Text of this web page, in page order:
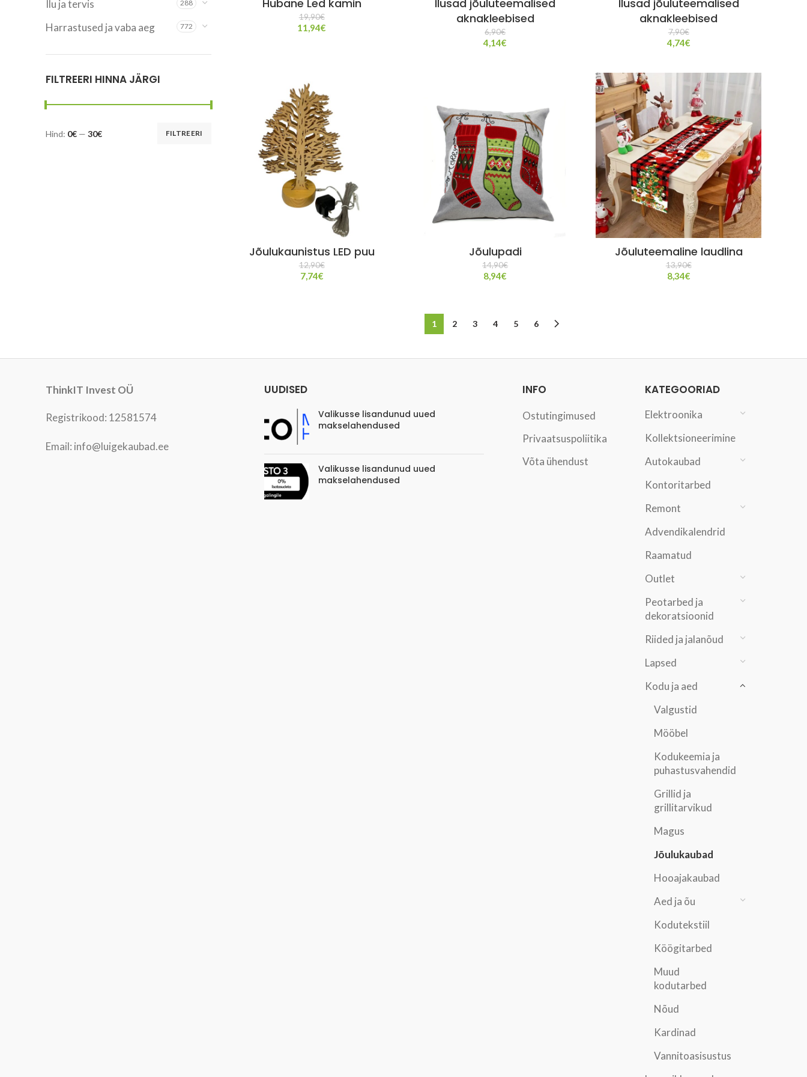
Ilu ja tervis 288
Harrastused ja vaba aeg 772
FILTREERI HINNA JÄRGI
FILTREERI
Hind: 0€ — 30€
Hubane Led kamin
19,90€
11,94€
Ilusad jõuluteemalised
aknakleebised
6,90€
4,14€
Ilusad jõuluteemalised
aknakleebised
7,90€
4,74€
Jõulukaunistus LED puu
12,90€
7,74€
Jõulupadi
14,90€
8,94€
Jõuluteemaline laudlina
13,90€
8,34€
1 2 3 4 5 6
ThinkIT Invest OÜ
Registrikood: 12581574
Email: info@luigekaubad.ee
UUDISED
Valikusse lisandunud uued
makselahendused
Valikusse lisandunud uued
makselahendused
INFO
Ostutingimused
Privaatsuspoliitika
Võta ühendust
KATEGOORIAD
Elektroonika
Kollektsioneerimine
Autokaubad
Kontoritarbed
Remont
Advendikalendrid
Raamatud
Outlet
Peotarbed ja
dekoratsioonid
Riided ja jalanõud
Lapsed
Kodu ja aed
Valgustid
Mööbel
Kodukeemia ja
puhastusvahendid
Grillid ja
grillitarvikud
Magus
Jõulukaubad
Hooajakaubad
Aed ja õu
Kodutekstiil
Köögitarbed
Muud
kodutarbed
Nõud
Kardinad
Vannitoasisustus